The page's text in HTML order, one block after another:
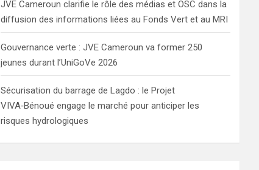
JVE Cameroun clarifie le rôle des médias et OSC dans la
diffusion des informations liées au Fonds Vert et au MRI
Gouvernance verte : JVE Cameroun va former 250
jeunes durant l’UniGoVe 2026
Sécurisation du barrage de Lagdo : le Projet
VIVA‑Bénoué engage le marché pour anticiper les
risques hydrologiques